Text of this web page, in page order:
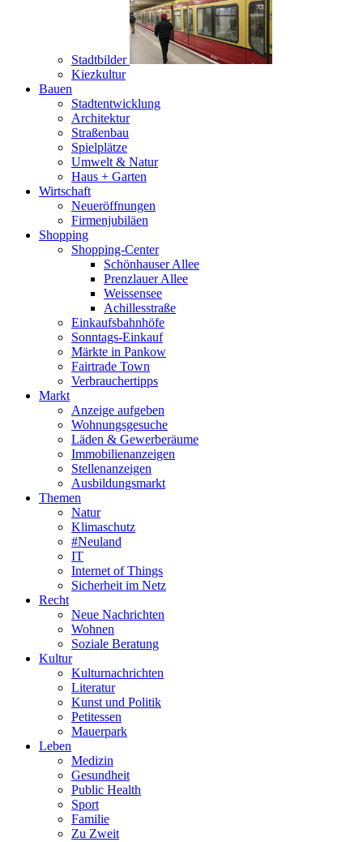
Stadtbilder
Kiezkultur
Bauen
Stadtentwicklung
Architektur
Straßenbau
Spielplätze
Umwelt & Natur
Haus + Garten
Wirtschaft
Neueröffnungen
Firmenjubiläen
Shopping
Shopping-Center
Schönhauser Allee
Prenzlauer Allee
Weissensee
Achillesstraße
Einkaufsbahnhöfe
Sonntags-Einkauf
Märkte in Pankow
Fairtrade Town
Verbrauchertipps
Markt
Anzeige aufgeben
Wohnungsgesuche
Läden & Gewerberäume
Immobilienanzeigen
Stellenanzeigen
Ausbildungsmarkt
Themen
Natur
Klimaschutz
#Neuland
IT
Internet of Things
Sicherheit im Netz
Recht
Neue Nachrichten
Wohnen
Soziale Beratung
Kultur
Kulturnachrichten
Literatur
Kunst und Politik
Petitessen
Mauerpark
Leben
Medizin
Gesundheit
Public Health
Sport
Familie
Zu Zweit